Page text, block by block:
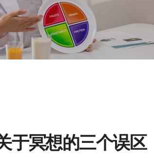
于冥想的三个误区